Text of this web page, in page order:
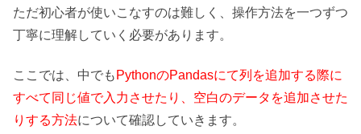
ただ初心者が使いこなすのは難しく、操作方法を一つずつ
丁寧に理解していく必要があります。
ここでは、中でも PythonのPandasにて列を追加する際に
すべて同じ値で入力させたり、空白のデータを追加させた
りする方法について確認していきます。